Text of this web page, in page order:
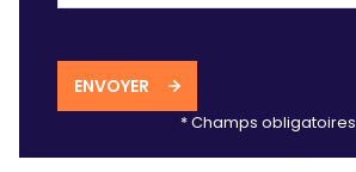
ENVOYER
* Champs obligatoires